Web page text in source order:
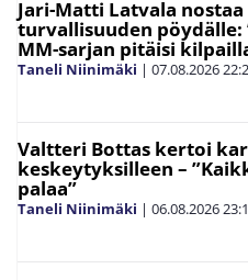
Jari-Matti Latvala nostaa
turvallisuuden pöydälle:
MM-sarjan pitäisi
Taneli Niinimäki | 07.08.2026
Valtteri Bottas kertoi
keskeytyksilleen –
palaa”
Taneli Niinimäki | 06.08.2026